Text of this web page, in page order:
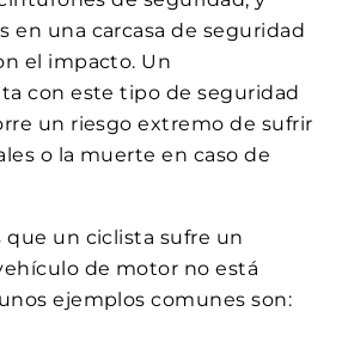
en una carcasa de seguridad
el impacto. Un
con este tipo de seguridad
un riesgo extremo de sufrir
o la muerte en caso de
que un ciclista sufre un
de motor no está
ejemplos comunes son: